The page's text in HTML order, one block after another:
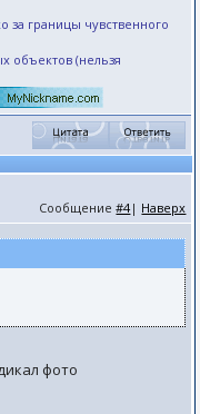
границы чувственного
объектов (нельзя
Сообщение#4| Наверх
фото